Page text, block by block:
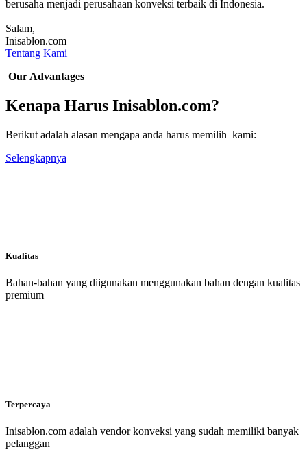
berusaha menjadi perusahaan konveksi terbaik di Indonesia.
Salam,
Inisablon.com
Tentang Kami
Our Advantages
Kenapa Harus Inisablon.com?
Berikut adalah alasan mengapa anda harus memilih kami:
Selengkapnya
Kualitas
Bahan-bahan yang diigunakan menggunakan bahan dengan kualitas
premium
Terpercaya
Inisablon.com adalah vendor konveksi yang sudah memiliki banyak
pelanggan